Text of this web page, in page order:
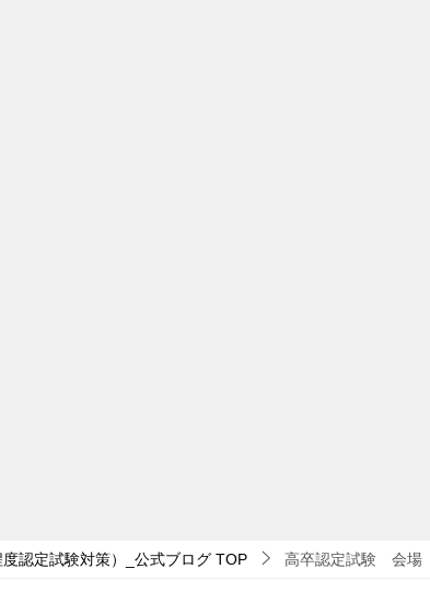
認定試験対策）_公式ブログ TOP 高卒認定試験 会場